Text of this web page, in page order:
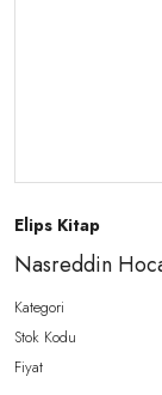
Elips Kitap
Nasreddin
Kategori
Stok Kodu
Fiyat